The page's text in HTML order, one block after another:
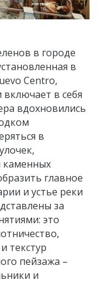
в городе
в
Centro,
в себя
вдохновились
в
каменных
главное
и устье реки
за
это
текстур
пейзажа –
и